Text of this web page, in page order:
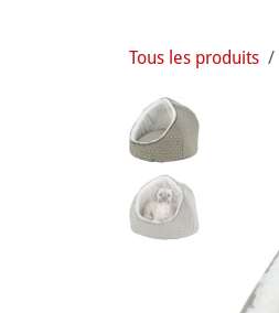
Tous les produits